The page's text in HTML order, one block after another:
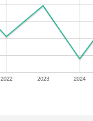
2022 2023 2024